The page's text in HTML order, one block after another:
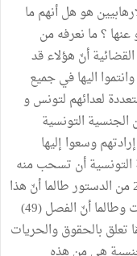
هو هل أنهم ما
؟ ما نعرفه من
أنّ هؤلاء قد
اليها في جميع
لعدائهم لتونس و
التونسية
وسعوا إليها
التونسية أن تسحب منه
الجنسية وهذا لا يتعارض بدوره مع الفصل 25 من الدستور طالما أنّ هذا
الفصل (25) قد ورد في باب الحقوق والحريات وطالما أنّ الفصل (49)
تعلق بالحقوق والحريات